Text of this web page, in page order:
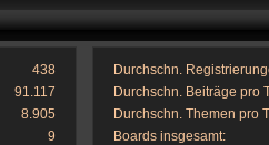
438
91.117
8.905
9
Durchschn.
Durchschn. Beiträge pro
Durchschn. Themen pro
Boards insgesamt: